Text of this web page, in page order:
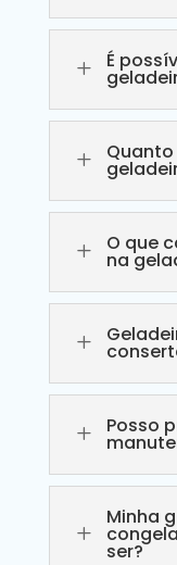
L É
L
L O que
na
L
L Posso
L
Minha
ser?